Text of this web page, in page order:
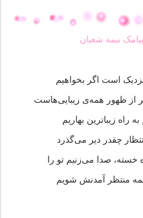
پیامک نیمه شعبان
است اگر بخواهیم
از ظهور همه‌ی زیبایی‌هاست
راه زیباترین بهاریم
چقدر دیر می‌گذرد
خسته، صدا می‌زنیم تو را
همه منتظر آمدنش شویم